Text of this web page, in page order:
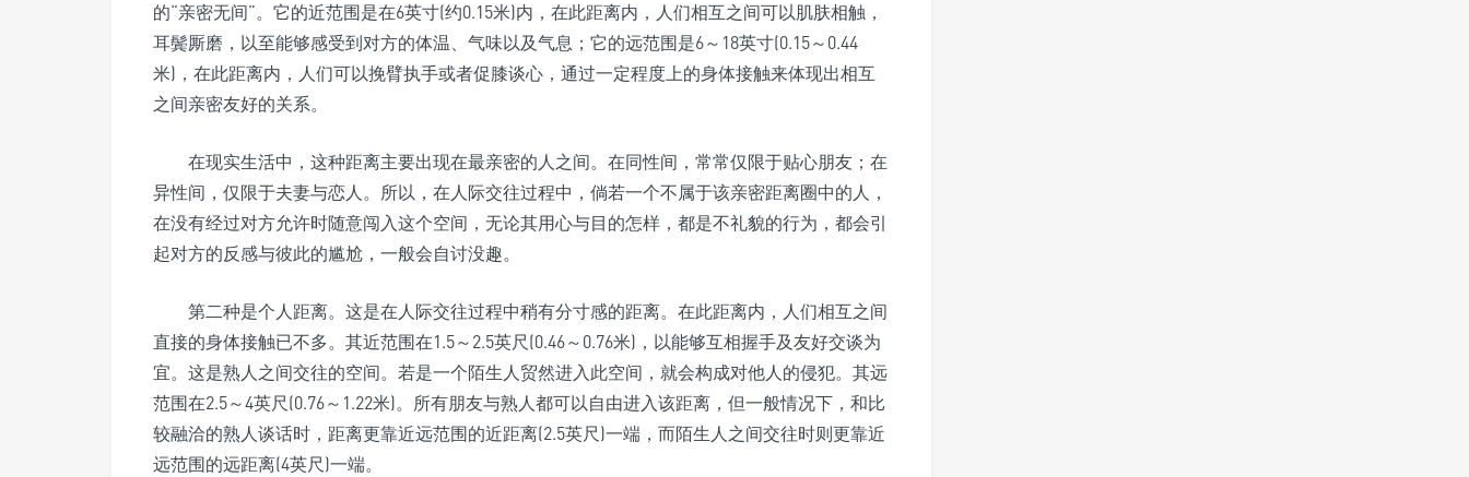
的“亲密无间”。它的近范围是在6英寸(约0.15米)内，在此距离内，人们相互之间可以肌肤相触，
耳鬓厮磨，以至能够感受到对方的体温、气味以及气息；它的远范围是6～18英寸(0.15～0.44
米)，在此距离内，人们可以挽臂执手或者促膝谈心，通过一定程度上的身体接触来体现出相互
之间亲密友好的关系。
在现实生活中，这种距离主要出现在最亲密的人之间。在同性间，常常仅限于贴心朋友；在
异性间，仅限于夫妻与恋人。所以，在人际交往过程中，倘若一个不属于该亲密距离圈中的人，
在没有经过对方允许时随意闯入这个空间，无论其用心与目的怎样，都是不礼貌的行为，都会引
起对方的反感与彼此的尴尬，一般会自讨没趣。
第二种是个人距离。这是在人际交往过程中稍有分寸感的距离。在此距离内，人们相互之间
直接的身体接触已不多。其近范围在1.5～2.5英尺(0.46～0.76米)，以能够互相握手及友好交谈为
宜。这是熟人之间交往的空间。若是一个陌生人贸然进入此空间，就会构成对他人的侵犯。其远
范围在2.5～4英尺(0.76～1.22米)。所有朋友与熟人都可以自由进入该距离，但一般情况下，和比
较融洽的熟人谈话时，距离更靠近远范围的近距离(2.5英尺)一端，而陌生人之间交往时则更靠近
远范围的远距离(4英尺)一端。